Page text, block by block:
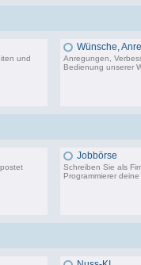
und
Wünsche,
Anregungen,
Bedienung unserer
Jobbörse
Schreiben Sie als
Programmierer